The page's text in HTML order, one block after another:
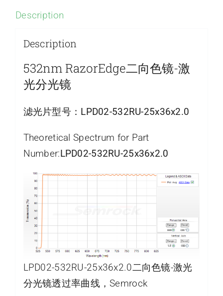
Description
Description
532nm RazorEdge二向色镜-激
光分光镜
滤光片型号： LPD02-532RU-25x36x2.0
Theoretical Spectrum for Part
Number:LPD02-532RU-25x36x2.0
LPD02-532RU-25x36x2.0二向色镜-激光
分光镜透过率曲线，Semrock